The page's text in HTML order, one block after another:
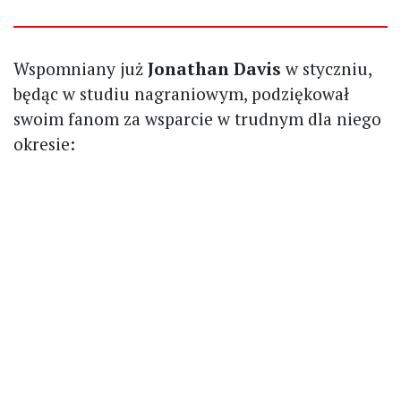
Wspomniany już Jonathan Davisw styczniu,
będąc w studiu nagraniowym, podziękował
swoim fanom za wsparcie w trudnym dla niego
okresie: